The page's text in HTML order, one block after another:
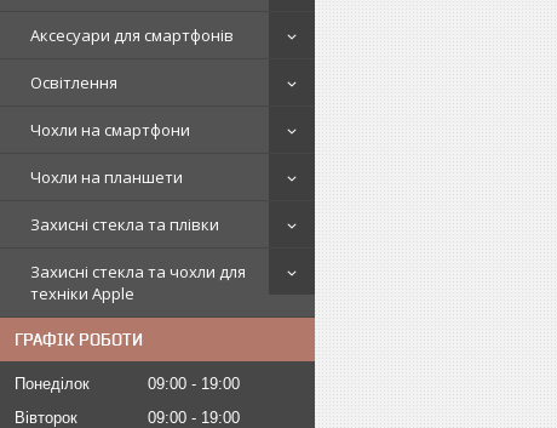
Аксесуари для смартфонів
Освітлення
Чохли на смартфони
Чохли на планшети
Захисні стекла та плівки
Захисні стекла та чохли для
техніки Apple
ГРАФІК РОБОТИ
Понеділок 09:00
19:00
Вівторок
09:00
19:00